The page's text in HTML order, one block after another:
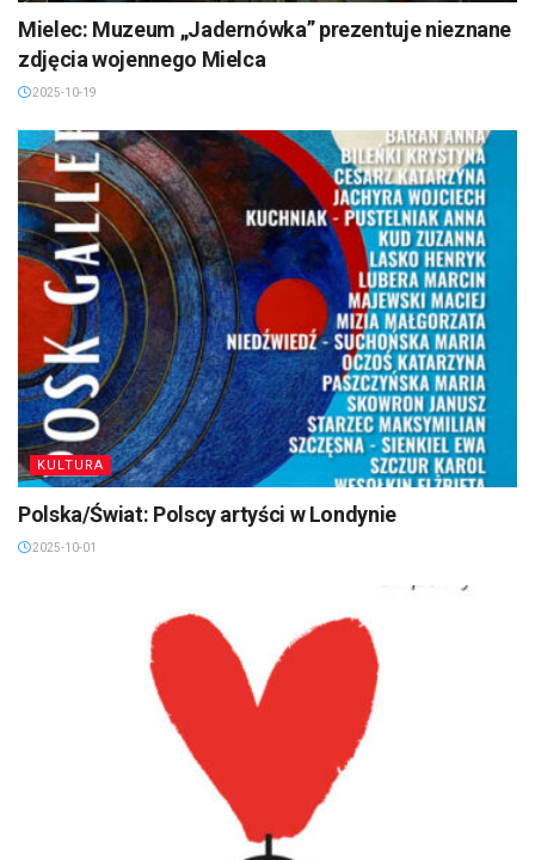
Mielec: Muzeum „Jadernówka” prezentuje nieznane
zdjęcia wojennego Mielca
2025-10-19
KULTURA
Polska/Świat: Polscy artyści w Londynie
2025-10-01